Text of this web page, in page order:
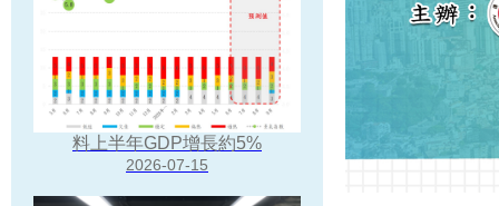
料上半年GDP增長約5%
2026-07-15